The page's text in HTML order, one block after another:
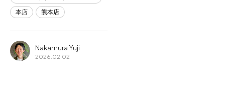
本店
熊本店
Nakamura Yuji
2026.02.02